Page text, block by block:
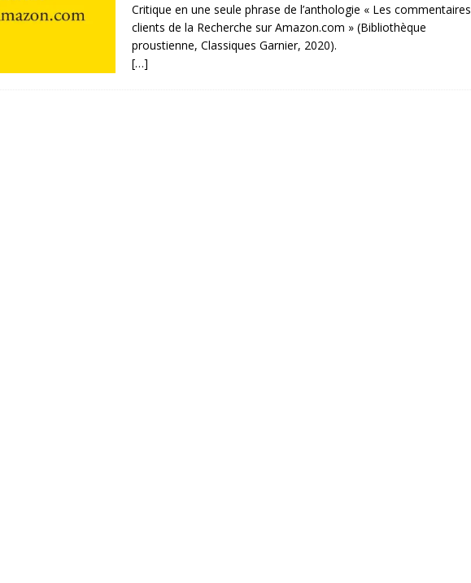
Critique en une seule phrase de l’anthologie « Les commentaires
clients de la Recherche sur Amazon.com » (Bibliothèque
proustienne, Classiques Garnier, 2020).
[…]